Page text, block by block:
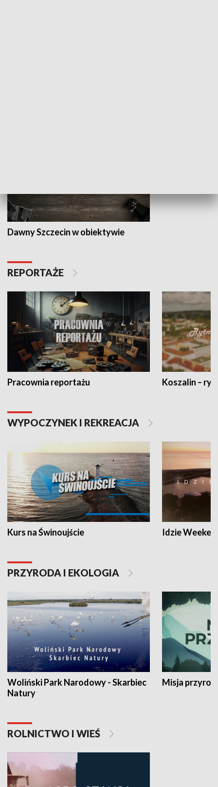
Dawny Szczecin w obiektywie
REPORTAŻE
Pracownia reportażu Koszalin –
WYPOCZYNEK I REKREACJA
Kurs na Świnoujście Idzie
PRZYRODA I EKOLOGIA
Woliński Park Narodowy - Skarbiec
Natury
Misja
ROLNICTWO I WIEŚ